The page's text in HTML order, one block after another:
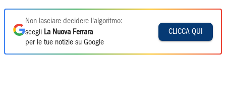
Non lasciare decidere l'algoritmo:
scegli La Nuova Ferrara
per le tue notizie su Google
CLICCA QUI